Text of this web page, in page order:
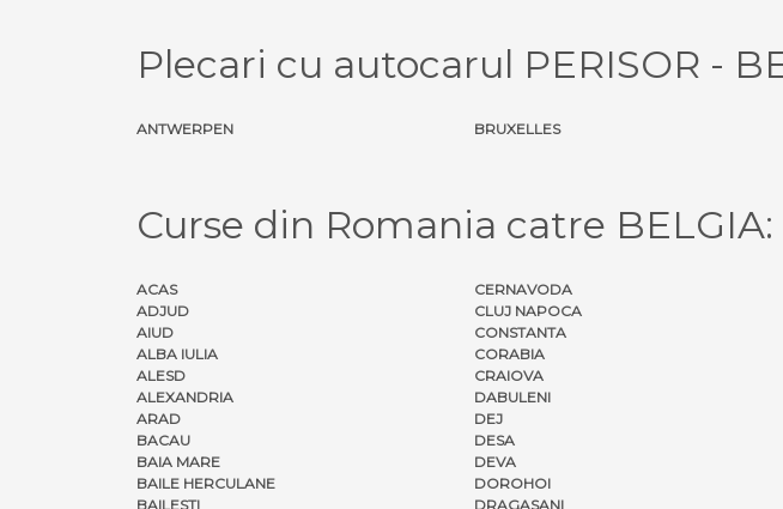
Plecari cu autocarul PERISOR -
ANTWERPEN BRUXELLES
Curse din Romania catre BELGIA:
ACAS
ADJUD
AIUD
ALBA IULIA
ALESD
ALEXANDRIA
ARAD
BACAU
BAIA MARE
BAILE HERCULANE
BAILESTI
CERNAVODA
CLUJ NAPOCA
CONSTANTA
CORABIA
CRAIOVA
DABULENI
DEJ
DESA
DEVA
DOROHOI
DRAGASANI